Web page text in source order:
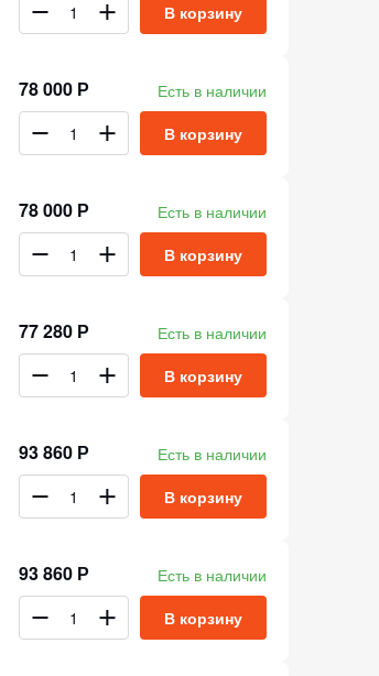
В корзину
Есть в наличии
78 000 Р
В корзину
Есть в наличии
78 000 Р
В корзину
Есть в наличии
77 280 Р
В корзину
Есть в наличии
93 860 Р
В корзину
Есть в наличии
93 860 Р
В корзину